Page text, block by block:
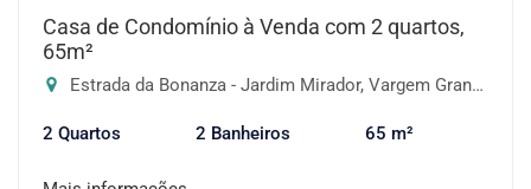
Casa de Condomínio à Venda com 2 quartos,
65m²
Estrada da Bonanza - Jardim Mirador, Vargem Grande Paulista-SP
2 Quartos 2 Banheiros 65 m²